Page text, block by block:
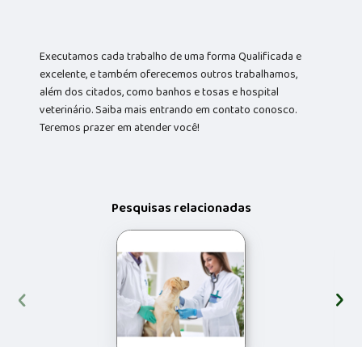
Executamos cada trabalho de uma forma Qualificada e
excelente, e também oferecemos outros trabalhamos,
além dos citados, como banhos e tosas e hospital
veterinário. Saiba mais entrando em contato conosco.
Teremos prazer em atender você!
Pesquisas relacionadas
‹ ›